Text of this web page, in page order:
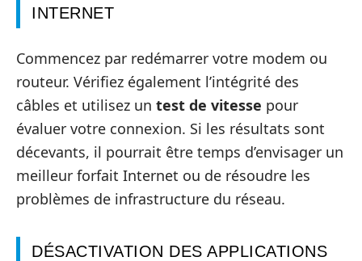
INTERNET
Commencez par redémarrer votre modem ou
routeur. Vérifiez également l’intégrité des
câbles et utilisez un test de vitesse pour
évaluer votre connexion. Si les résultats sont
décevants, il pourrait être temps d’envisager un
meilleur forfait Internet ou de résoudre les
problèmes de infrastructure du réseau.
DÉSACTIVATION DES APPLICATIONS